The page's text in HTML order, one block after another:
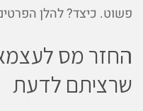
פשוט. כיצד? להלן
החזר מס
שרציתם לדעת